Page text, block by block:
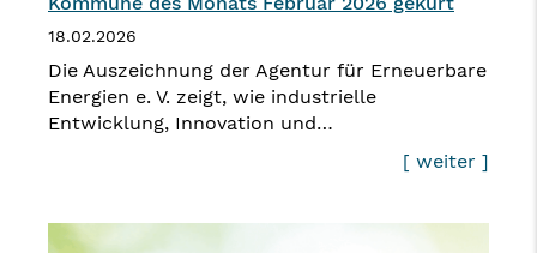
18.02.2026
Die Auszeichnung der Agentur für Erneuerbare
Energien e. V. zeigt, wie industrielle
Entwicklung, Innovation und…
[ weiter ]